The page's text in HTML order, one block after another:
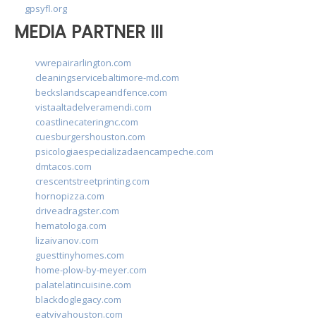
gpsyfl.org
MEDIA PARTNER III
vwrepairarlington.com
cleaningservicebaltimore-md.com
beckslandscapeandfence.com
vistaaltadelveramendi.com
coastlinecateringnc.com
cuesburgershouston.com
psicologiaespecializadaencampeche.com
dmtacos.com
crescentstreetprinting.com
hornopizza.com
driveadragster.com
hematologa.com
lizaivanov.com
guesttinyhomes.com
home-plow-by-meyer.com
palatelatincuisine.com
blackdoglegacy.com
eatvivahouston.com